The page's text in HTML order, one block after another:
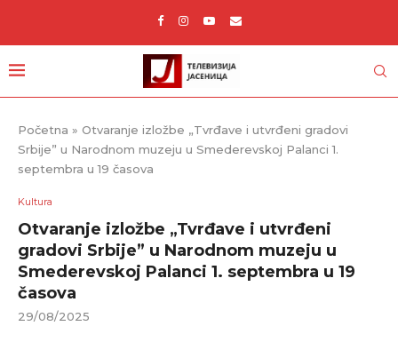
Početna » Otvaranje izložbe „Tvrđave i utvrđeni gradovi
Srbije” u Narodnom muzeju u Smederevskoj Palanci 1.
septembra u 19 časova
Kultura
Otvaranje izložbe „Tvrđave i utvrđeni
gradovi Srbije” u Narodnom muzeju u
Smederevskoj Palanci 1. septembra u 19
časova
29/08/2025